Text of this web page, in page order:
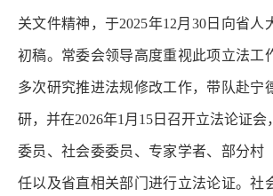
关文件精神，于2025年12月30日向省人
初稿。常委会领导高度重视此项立法工
多次研究推进法规修改工作，带队赴宁
研，并在2026年1月15日召开立法论证
委员、社会委委员、专家学者、部分村
任以及省直相关部门进行立法论证。社